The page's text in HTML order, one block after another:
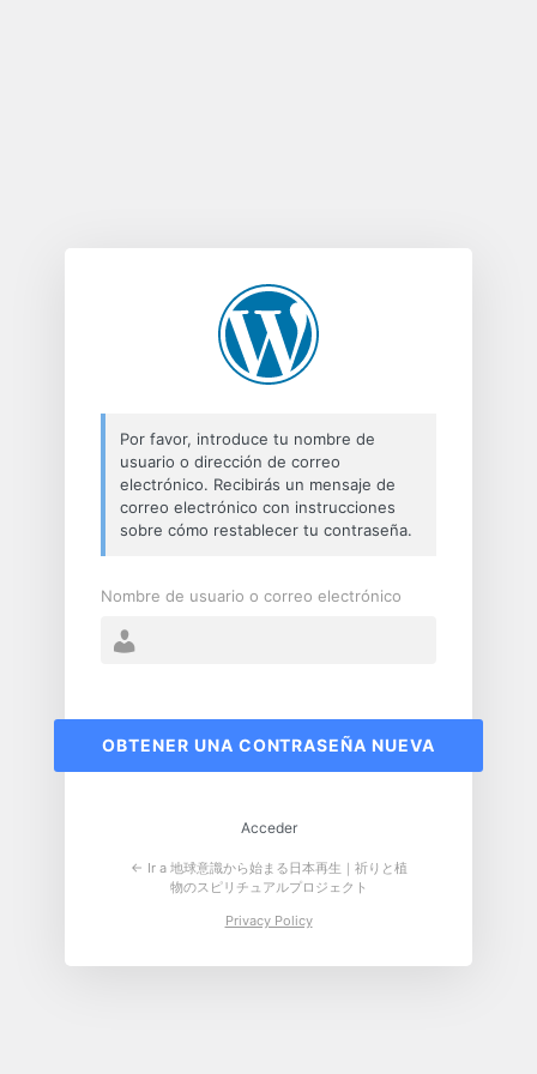
Por favor, introduce tu nombre de
usuario o dirección de correo
electrónico. Recibirás un mensaje de
correo electrónico con instrucciones
sobre cómo restablecer tu contraseña.
Nombre de usuario o correo electrónico
Acceder
← Ir a 地球意識から始まる日本再生｜祈りと植
物のスピリチュアルプロジェクト
Privacy Policy